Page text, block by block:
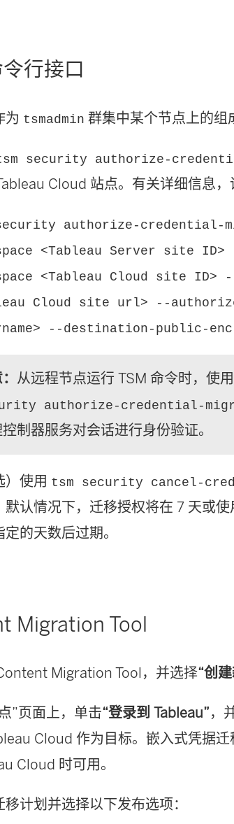
行接口
为 tsmadmin 群集中某个节点上的组
security authorize-
Cloud 站点。 有关详细信息
authorize-
<Tableau Server site
<Tableau Cloud site
Cloud site url> --
--destination-public-
从远程节点运行 TSM 命令时，使用
authorize-credential-
制器服务对会话进行身份验证。
）使用 tsm security cancel-
默认情况下，迁移授权将在 7 天或使
定的天数后过期。
Migration Tool
Migration Tool ，并选择“创
”页面上，单击“登录到 Tableau”，
Cloud 作为目标。嵌入式凭据
Cloud 时可用。
移计划并选择以下发布选项：